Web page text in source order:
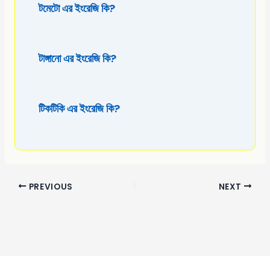
টমেটো এর ইংরেজি কি?
টাঙ্গানো এর ইংরেজি কি?
টিকটিকি এর ইংরেজি কি?
PREVIOUS NEXT